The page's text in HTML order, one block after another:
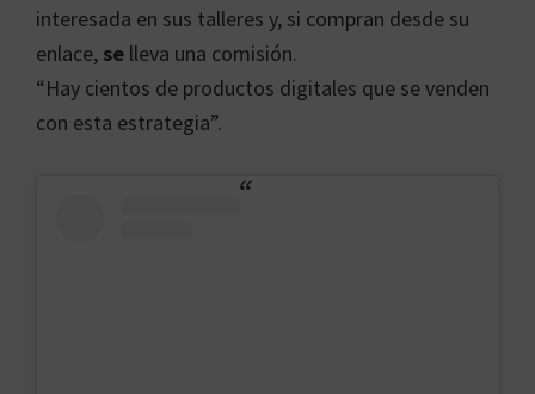
interesada en sus talleres y, si compran desde su
enlace, se lleva una comisión.
“Hay cientos de productos digitales que se venden
con esta estrategia”.